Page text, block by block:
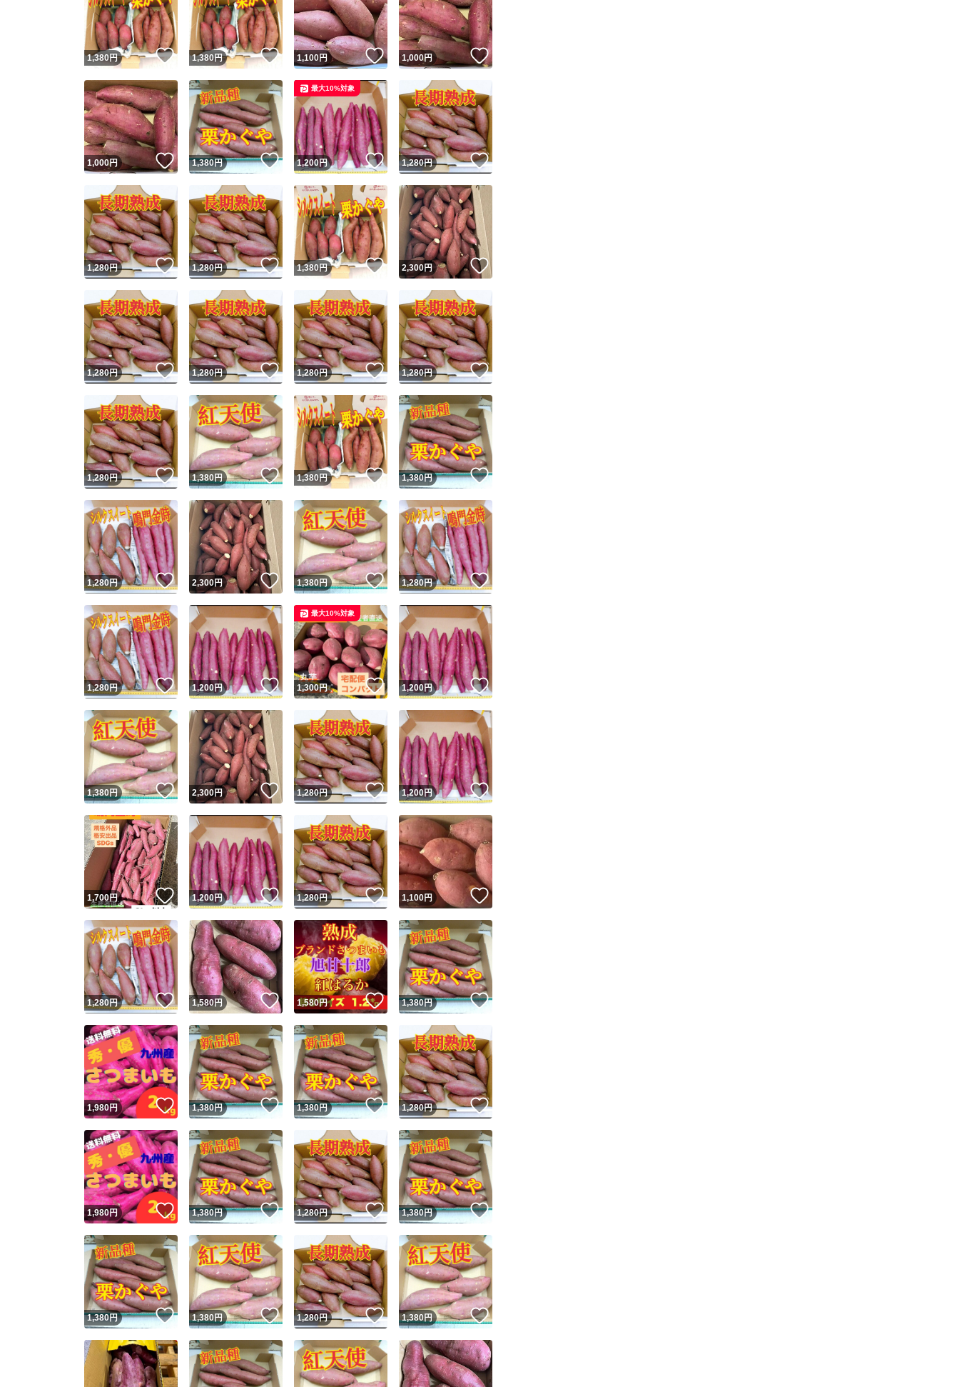
ユーザーの実績について
Yahoo!フリマが定めた一定の基準を満たしたユーザーにバッジを付与しています
安心取引出品者
安心取引出品者 Yahoo!フリマの基準をクリアした安心・安全なユーザーです
取引実績
取引実績◯+ このユーザーはYahoo!フリマの取引を完了させた実績があります
他フリマ実績◯+ このユーザーは他フリマサービスでの取引実績があります
スピード&安心発送
※このバッジは実績に基づく表示であり、発送を保証しているものではありません
スピード＆安心発送
このユーザーは高頻度で24時間以内＆設定した発送日数内に発送してい
ます
スピード発送 このユーザーは高頻度で24時間以内に発送しています
安心発送 このユーザーは設定した発送日数内に発送しています
この商品の情報をコピーします
商品画像の無断転載は禁止されています
コピーは1商品につき1回です
出品ページへ
キャンセル
1,380円 いいね！
1,380円 いいね！
1,100円 いいね！
1,000円 いいね！
1,000円 いいね！
1,380円 いいね！
1,200円 いいね！
最大10%対象
1,280円 いいね！
1,280円 いいね！
1,280円 いいね！
1,380円 いいね！
2,300円 いいね！
1,280円 いいね！
1,280円 いいね！
1,280円 いいね！
1,280円 いいね！
1,280円 いいね！
1,380円 いいね！
1,380円 いいね！
1,380円 いいね！
1,280円 いいね！
2,300円 いいね！
1,380円 いいね！
1,280円 いいね！
1,280円 いいね！
1,200円 いいね！
1,300円 いいね！
最大10%対象
1,200円 いいね！
1,380円 いいね！
2,300円 いいね！
1,280円 いいね！
1,200円 いいね！
1,700円 いいね！
1,200円 いいね！
1,280円 いいね！
1,100円 いいね！
1,280円 いいね！
1,580円 いいね！
1,580円 いいね！
1,380円 いいね！
1,980円 いいね！
1,380円 いいね！
1,380円 いいね！
1,280円 いいね！
1,980円 いいね！
1,380円 いいね！
1,280円 いいね！
1,380円 いいね！
1,380円 いいね！
1,380円 いいね！
1,280円 いいね！
1,380円 いいね！